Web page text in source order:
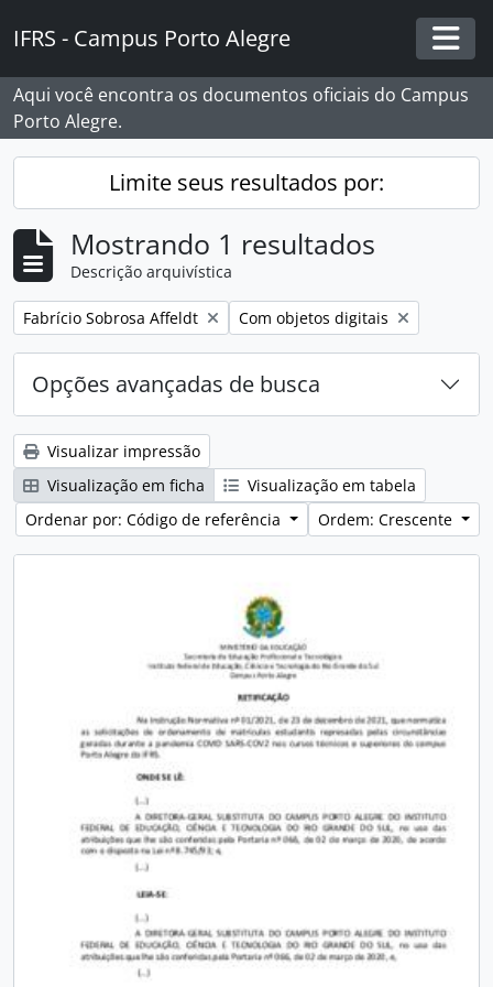
IFRS - Campus Porto Alegre
Aqui você encontra os documentos oficiais do Campus
Porto Alegre.
Limite seus resultados por:
Mostrando 1 resultados
Descrição arquivística
Remover filtro:
Fabrício Sobrosa Affeldt Remover filtro:
Com objetos digitais
Opções avançadas de busca
Visualizar impressão
Visualização em ficha
Visualização em tabela
Ordenar por: Código de referência
Ordem: Crescente